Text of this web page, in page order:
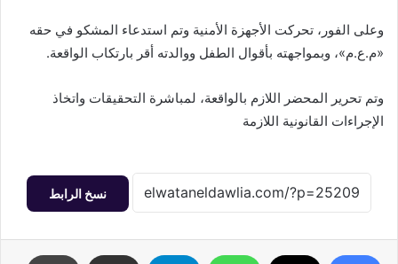
وعلى الفور، تحركت الأجهزة الأمنية وتم استدعاء المشكو في حقه
«م.ع.م»، وبمواجهته بأقوال الطفل ووالدته أقر بارتكاب الواقعة.
وتم تحرير المحضر اللازم بالواقعة، لمباشرة التحقيقات واتخاذ
الإجراءات القانونية اللازمة
نسخ الرابط